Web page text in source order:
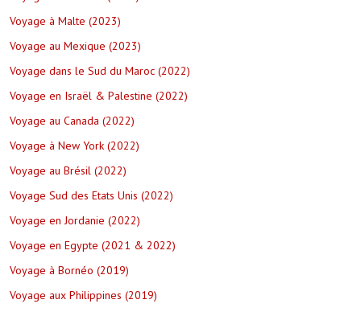
Voyage à Malte (2023)
Voyage au Mexique (2023)
Voyage dans le Sud du Maroc (2022)
Voyage en Israël & Palestine (2022)
Voyage au Canada (2022)
Voyage à New York (2022)
Voyage au Brésil (2022)
Voyage Sud des Etats Unis (2022)
Voyage en Jordanie (2022)
Voyage en Egypte (2021 & 2022)
Voyage à Bornéo (2019)
Voyage aux Philippines (2019)